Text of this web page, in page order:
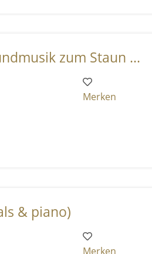
zum Staun ...
Merken
& piano)
Merken